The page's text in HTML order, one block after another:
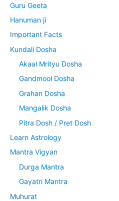
Guru Geeta
Hanuman ji
Important Facts
Kundali Dosha
Akaal Mrityu Dosha
Gandmool Dosha
Grahan Dosha
Mangalik Dosha
Pitra Dosh / Pret Dosh
Learn Astrology
Mantra Vigyan
Durga Mantra
Gayatri Mantra
Muhurat